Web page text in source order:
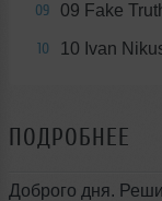
09 09 Fake
10 10 Ivan
ПОДРОБНЕЕ
Доброго дня.